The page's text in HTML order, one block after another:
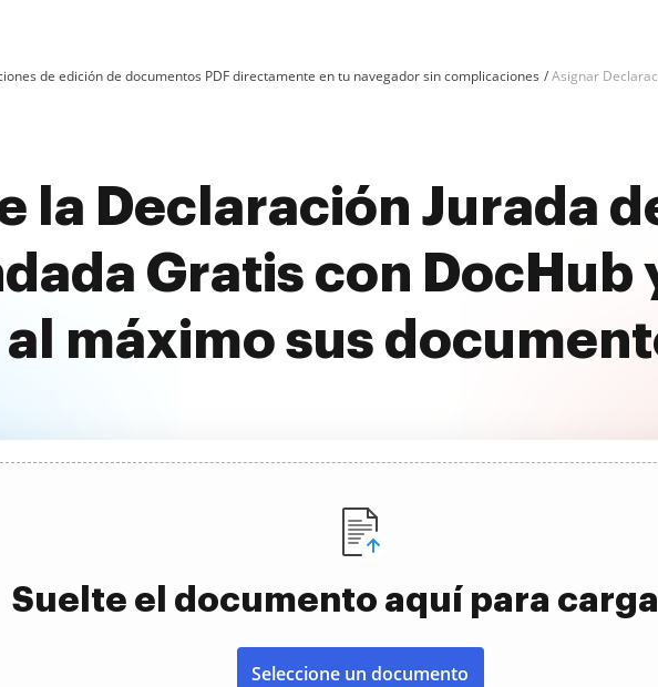
de edición de documentos PDF directamente en tu navegador sin complicaciones Asignar
la Declaración Jurada
Gratis con DocHub
al máximo sus
Suelte el documento aquí para
Seleccione un documento